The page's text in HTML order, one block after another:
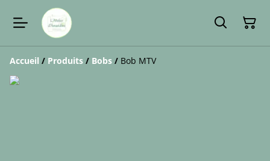
Accueil / Produits / Bobs / Bob MTV